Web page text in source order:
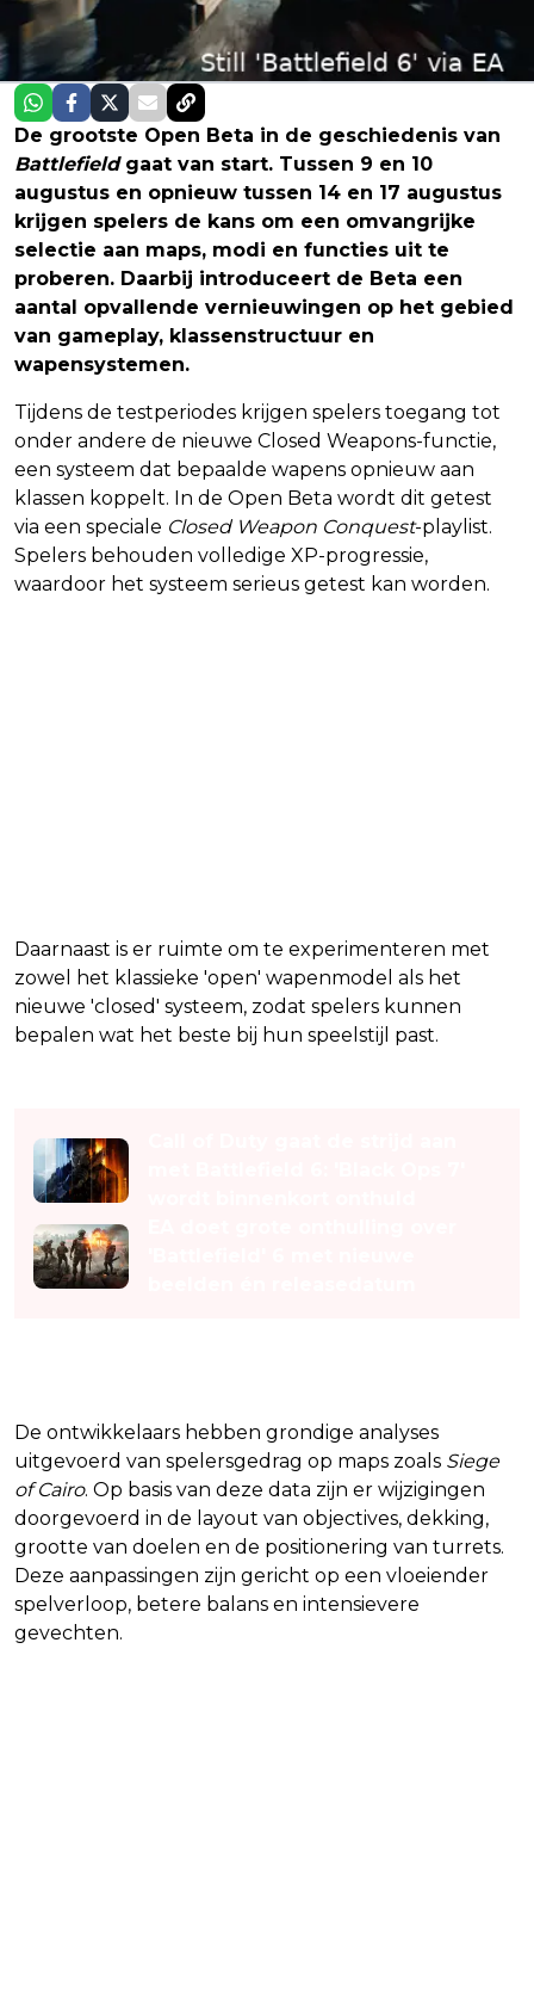
De grootste Open Beta in de geschiedenis van
Battlefieldgaat van start. Tussen 9 en 10
augustus en opnieuw tussen 14 en 17 augustus
krijgen spelers de kans om een omvangrijke
selectie aan maps, modi en functies uit te
proberen. Daarbij introduceert de Beta een
aantal opvallende vernieuwingen op het gebied
van gameplay, klassenstructuur en
wapensystemen.
Tijdens de testperiodes krijgen spelers toegang tot
onder andere de nieuwe Closed Weapons-functie,
een systeem dat bepaalde wapens opnieuw aan
klassen koppelt. In de Open Beta wordt dit getest
via een speciale Closed Weapon Conquest-playlist.
Spelers behouden volledige XP-progressie,
waardoor het systeem serieus getest kan worden.
Daarnaast is er ruimte om te experimenteren met
zowel het klassieke 'open' wapenmodel als het
nieuwe 'closed' systeem, zodat spelers kunnen
bepalen wat het beste bij hun speelstijl past.
De ontwikkelaars hebben grondige analyses
uitgevoerd van spelersgedrag op maps zoals Siege
of Cairo. Op basis van deze data zijn er wijzigingen
doorgevoerd in de layout van objectives, dekking,
grootte van doelen en de positionering van turrets.
Deze aanpassingen zijn gericht op een vloeiender
spelverloop, betere balans en intensievere
gevechten.